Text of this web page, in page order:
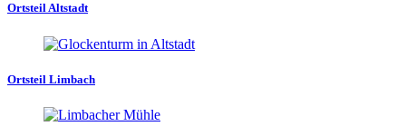
Ortsteil Altstadt
Ortsteil Limbach